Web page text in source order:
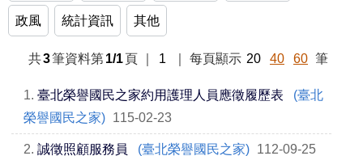
政風 統計資訊 其他
共3筆資料第1/1頁 1 每頁顯示 20 40 60 筆
1. 臺北榮譽國民之家約用護理人員應徵履歷表
(臺北
榮譽國民之家) 115-02-23
2. 誠徵照顧服務員 (臺北榮譽國民之家) 112-09-25